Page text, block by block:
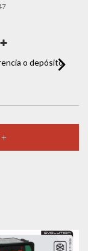
o depósito